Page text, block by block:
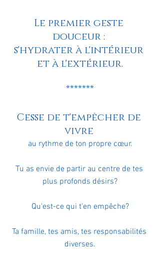
Le premier geste
douceur :
s'hydrater à l'intérieur
et à l'extérieur.
*******
Cesse de t'empêcher de
vivre
au rythme de ton propre cœur.
Tu as envie de partir au centre de tes
plus profonds désirs?
Qu'est-ce qui t'en empêche?
Ta famille, tes amis, tes responsabilités
diverses.